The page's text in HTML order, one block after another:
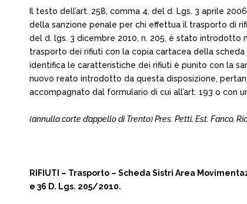
Il testo dell’art. 258, comma 4, del d. Lgs. 3 aprile
della sanzione penale per chi effettua il trasporto di
del d. lgs. 3 dicembre 2010, n. 205, è stato introdotto
trasporto dei rifiuti con la copia cartacea della scheda
identifica le caratteristiche dei rifiuti è punito con la
nuovo reato introdotto da questa disposizione,
accompagnato dal formulario di cui all’art. 193 o con
(annulla corte d’appello di Trento) Pres. Petti, Est. Fanco,
RIFIUTI – Trasporto – Scheda Sistri Area
e 36 D. Lgs. 205/2010.